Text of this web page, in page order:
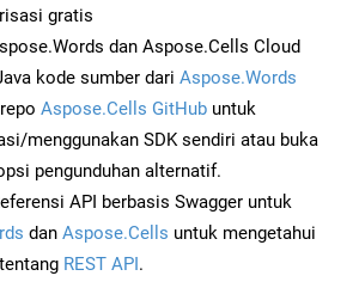
gratis
dan Aspose.Cells Cloud
kode sumber dari Aspose.Words
Aspose.Cells GitHub untuk
menggunakan SDK sendiri atau buka
pengunduhan alternatif.
API berbasis Swagger untuk
dan Aspose.Cells untuk mengetahui
REST API.